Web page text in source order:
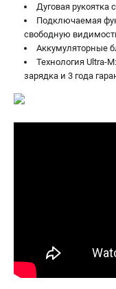
Дуговая
Подключаемая
свободную
Аккумуляторные
Технология
зарядка и 3 года